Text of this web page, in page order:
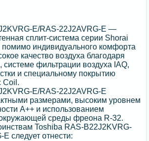
E/RAS-22J2AVRG-E —
сплит-система серии Shorai
помимо индивидуального комфорта
качество воздуха благодаря
системе фильтрации воздуха IAQ,
и специальному покрытию
Coil.
E/RAS-22J2AVRG-E
размерами, высоким уровнем
A++ и использованием
среды фреона R-32.
Toshiba RAS-B22J2KVRG-
следует отнести: